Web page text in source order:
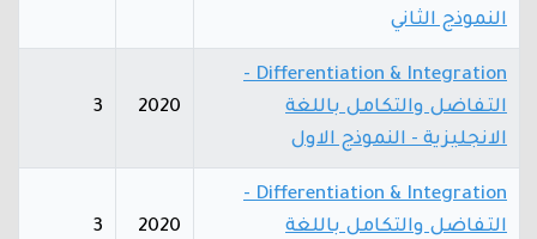
النموذج الثاني
Differentiation & Integration -
التفاضل والتكامل باللغة
الانجليزية - النموذج الاول
2020
3
Differentiation & Integration -
التفاضل والتكامل باللغة
2020
3